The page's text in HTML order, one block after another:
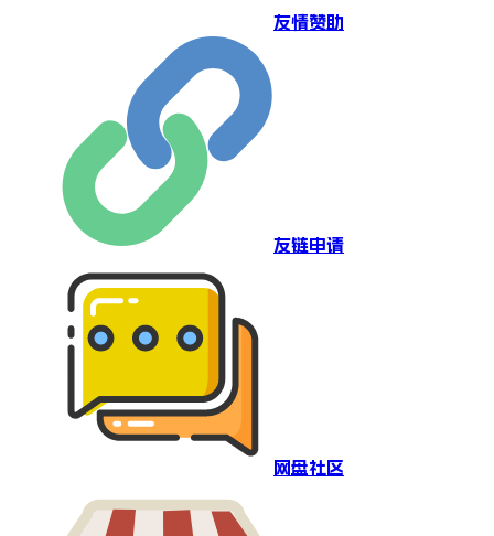
友情赞助
友链申请
网盘社区